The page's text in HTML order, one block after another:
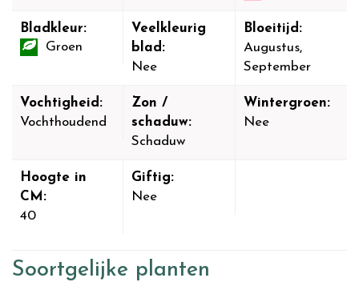
Bladkleur:
Groen
Veelkleurig
blad:
Nee
Bloeitijd:
Augustus,
September
Vochtigheid:
Vochthoudend
Zon /
schaduw:
Schaduw
Wintergroen:
Nee
Hoogte in
CM:
40
Giftig:
Nee
Soortgelijke planten